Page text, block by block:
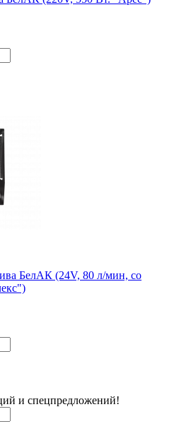
БелАК (24V, 80 л/мин, со
и спецпредложений!